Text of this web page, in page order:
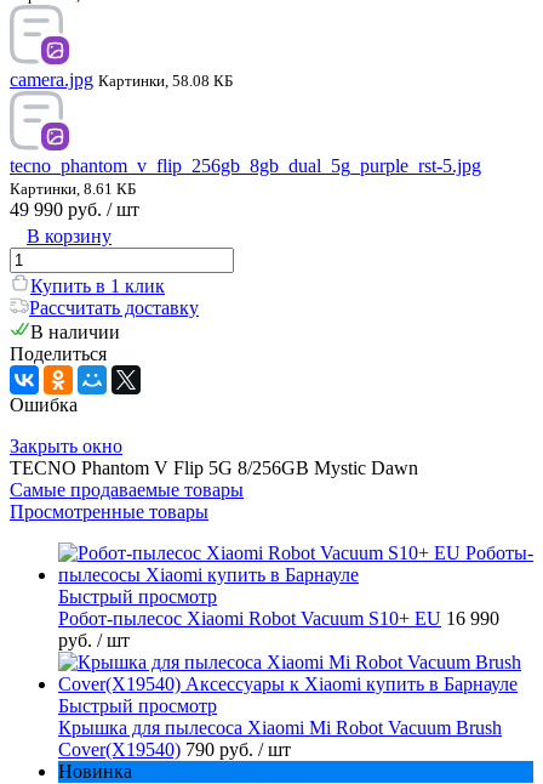
camera.jpg Картинки, 58.08 КБ
tecno_phantom_v_flip_256gb_8gb_dual_5g_purple_rst-5.jpg
Картинки, 8.61 КБ
49 990 руб. / шт
В корзину
Купить в 1 клик
Рассчитать доставку
В наличии
Поделиться
Ошибка
Закрыть окно
TECNO Phantom V Flip 5G 8/256GB Mystic Dawn
Самые продаваемые товары
Просмотренные товары
Быстрый просмотр
Робот-пылесос Xiaomi Robot Vacuum S10+ EU 16 990
руб. / шт
Быстрый просмотр
Крышка для пылесоса Xiaomi Mi Robot Vacuum Brush
Cover(X19540) 790 руб. / шт
Новинка